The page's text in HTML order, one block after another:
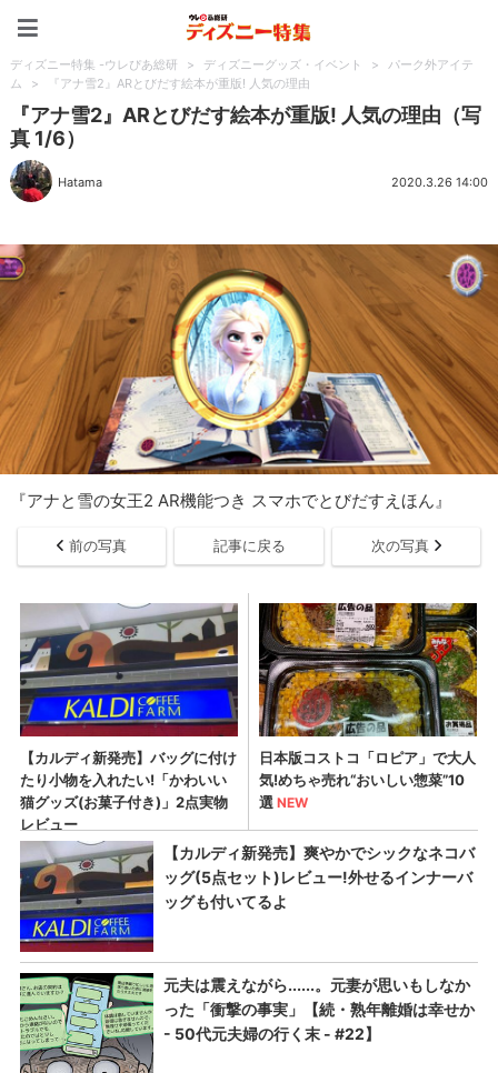
ディズニー特集 -ウレぴあ総研 > ディズニーグッズ・イベント >
パーク外アイテ
ム
> 『アナ雪2』ARとびだす絵本が重版! 人気の理由
『アナ雪2』ARとびだす絵本が重版! 人気の理由（写
真 1/6）
Hatama 2020.3.26 14:00
『アナと雪の女王2 AR機能つき スマホでとびだすえほん』
前の写真 記事に戻る 次の写真